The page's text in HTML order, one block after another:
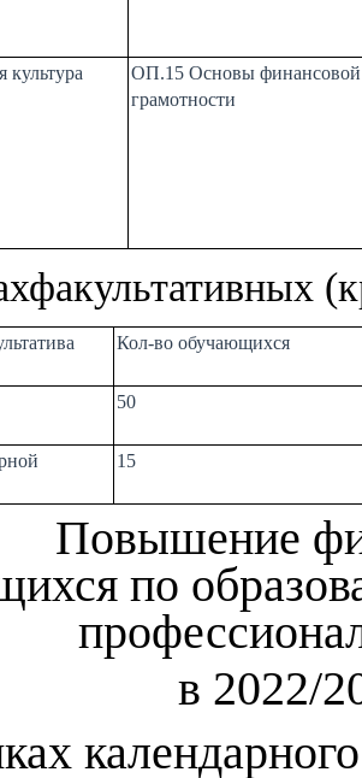
культура
ОП.15 Основы финансовой
грамотности
факультативных
Кол-во обучающихся
50
15
Повышение
по
в 2022/